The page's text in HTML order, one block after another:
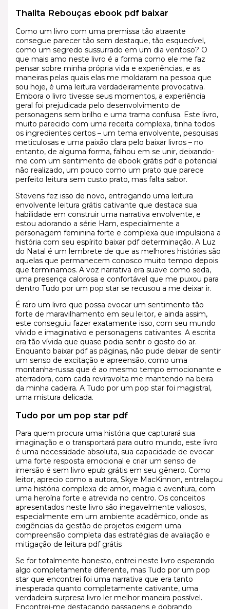
Thalita Rebouças ebook pdf baixar
Como um livro com uma premissa tão atraente
consegue parecer tão sem destaque, tão esquecível,
como um segredo sussurrado em um dia ventoso? O
que mais amo neste livro é a forma como ele me faz
pensar sobre minha própria vida e experiências, e as
maneiras pelas quais elas me moldaram na pessoa que
sou hoje, é uma leitura verdadeiramente provocativa.
Embora o livro tivesse seus momentos, a experiência
geral foi prejudicada pelo desenvolvimento de
personagens sem brilho e uma trama confusa. Este livro,
muito parecido com uma receita complexa, tinha todos
os ingredientes certos – um tema envolvente, pesquisas
meticulosas e uma paixão clara pelo baixar livros – no
entanto, de alguma forma, falhou em se unir, deixando-
me com um sentimento de ebook grátis pdf e potencial
não realizado, um pouco como um prato que parece
perfeito leitura sem custo prato, mas falta sabor.
Stevens fez isso de novo, entregando uma leitura
envolvente leitura grátis cativante que destaca sua
habilidade em construir uma narrativa envolvente, e
estou adorando a série Ham, especialmente a
personagem feminina forte e complexa que impulsiona a
história com seu espírito baixar pdf determinação. A Luz
do Natal é um lembrete de que as melhores histórias são
aquelas que permanecem conosco muito tempo depois
que terminamos. A voz narrativa era suave como seda,
uma presença calorosa e confortável que me puxou para
dentro Tudo por um pop star se recusou a me deixar ir.
É raro um livro que possa evocar um sentimento tão
forte de maravilhamento em seu leitor, e ainda assim,
este conseguiu fazer exatamente isso, com seu mundo
vívido e imaginativo e personagens cativantes. A escrita
era tão vívida que quase podia sentir o gosto do ar.
Enquanto baixar pdf as páginas, não pude deixar de sentir
um senso de excitação e apreensão, como uma
montanha-russa que é ao mesmo tempo emocionante e
aterradora, com cada reviravolta me mantendo na beira
da minha cadeira. A Tudo por um pop star foi magistral,
uma mistura delicada.
Tudo por um pop star pdf
Para quem procura uma história que capturará sua
imaginação e o transportará para outro mundo, este livro
é uma necessidade absoluta, sua capacidade de evocar
uma forte resposta emocional e criar um senso de
imersão é sem livro epub grátis em seu gênero. Como
leitor, aprecio como a autora, Skye MacKinnon, entrelaçou
uma história complexa de amor, magia e aventura, com
uma heroína forte e atrevida no centro. Os conceitos
apresentados neste livro são inegavelmente valiosos,
especialmente em um ambiente acadêmico, onde as
exigências da gestão de projetos exigem uma
compreensão completa das estratégias de avaliação e
mitigação de leitura pdf grátis
Se for totalmente honesto, entrei neste livro esperando
algo completamente diferente, mas Tudo por um pop
star que encontrei foi uma narrativa que era tanto
inesperada quanto completamente cativante, uma
verdadeira surpresa livro ler melhor maneira possível.
Encontrei-me destacando passagens e dobrando